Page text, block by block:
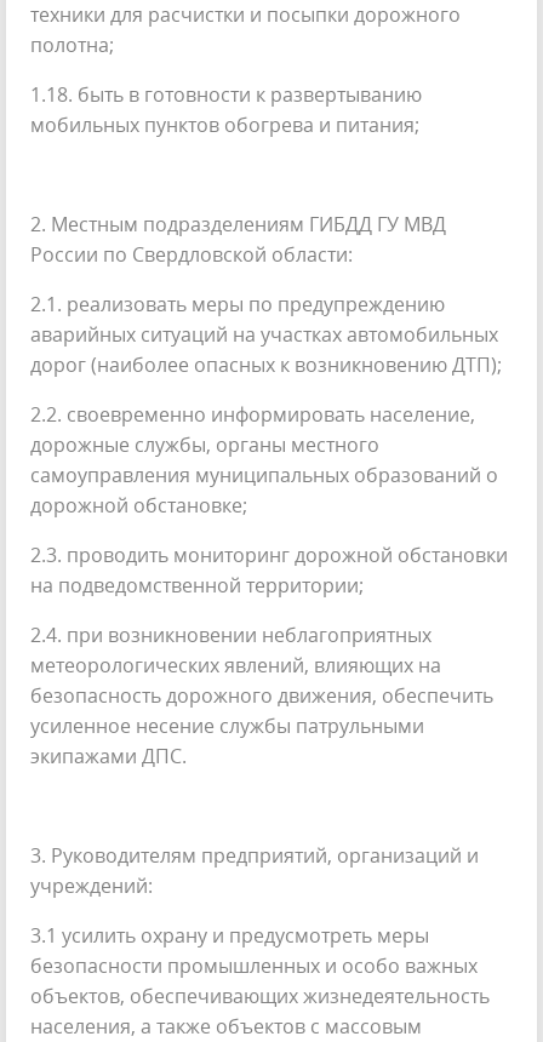
техники для расчистки и посыпки дорожного
полотна;
1.18. быть в готовности к развертыванию
мобильных пунктов обогрева и питания;
2. Местным подразделениям ГИБДД ГУ МВД
России по Свердловской области:
2.1. реализовать меры по предупреждению
аварийных ситуаций на участках автомобильных
дорог (наиболее опасных к возникновению ДТП);
2.2. своевременно информировать население,
дорожные службы, органы местного
самоуправления муниципальных образований о
дорожной обстановке;
2.3. проводить мониторинг дорожной обстановки
на подведомственной территории;
2.4. при возникновении неблагоприятных
метеорологических явлений, влияющих на
безопасность дорожного движения, обеспечить
усиленное несение службы патрульными
экипажами ДПС.
3. Руководителям предприятий, организаций и
учреждений:
3.1 усилить охрану и предусмотреть меры
безопасности промышленных и особо важных
объектов, обеспечивающих жизнедеятельность
населения, а также объектов с массовым